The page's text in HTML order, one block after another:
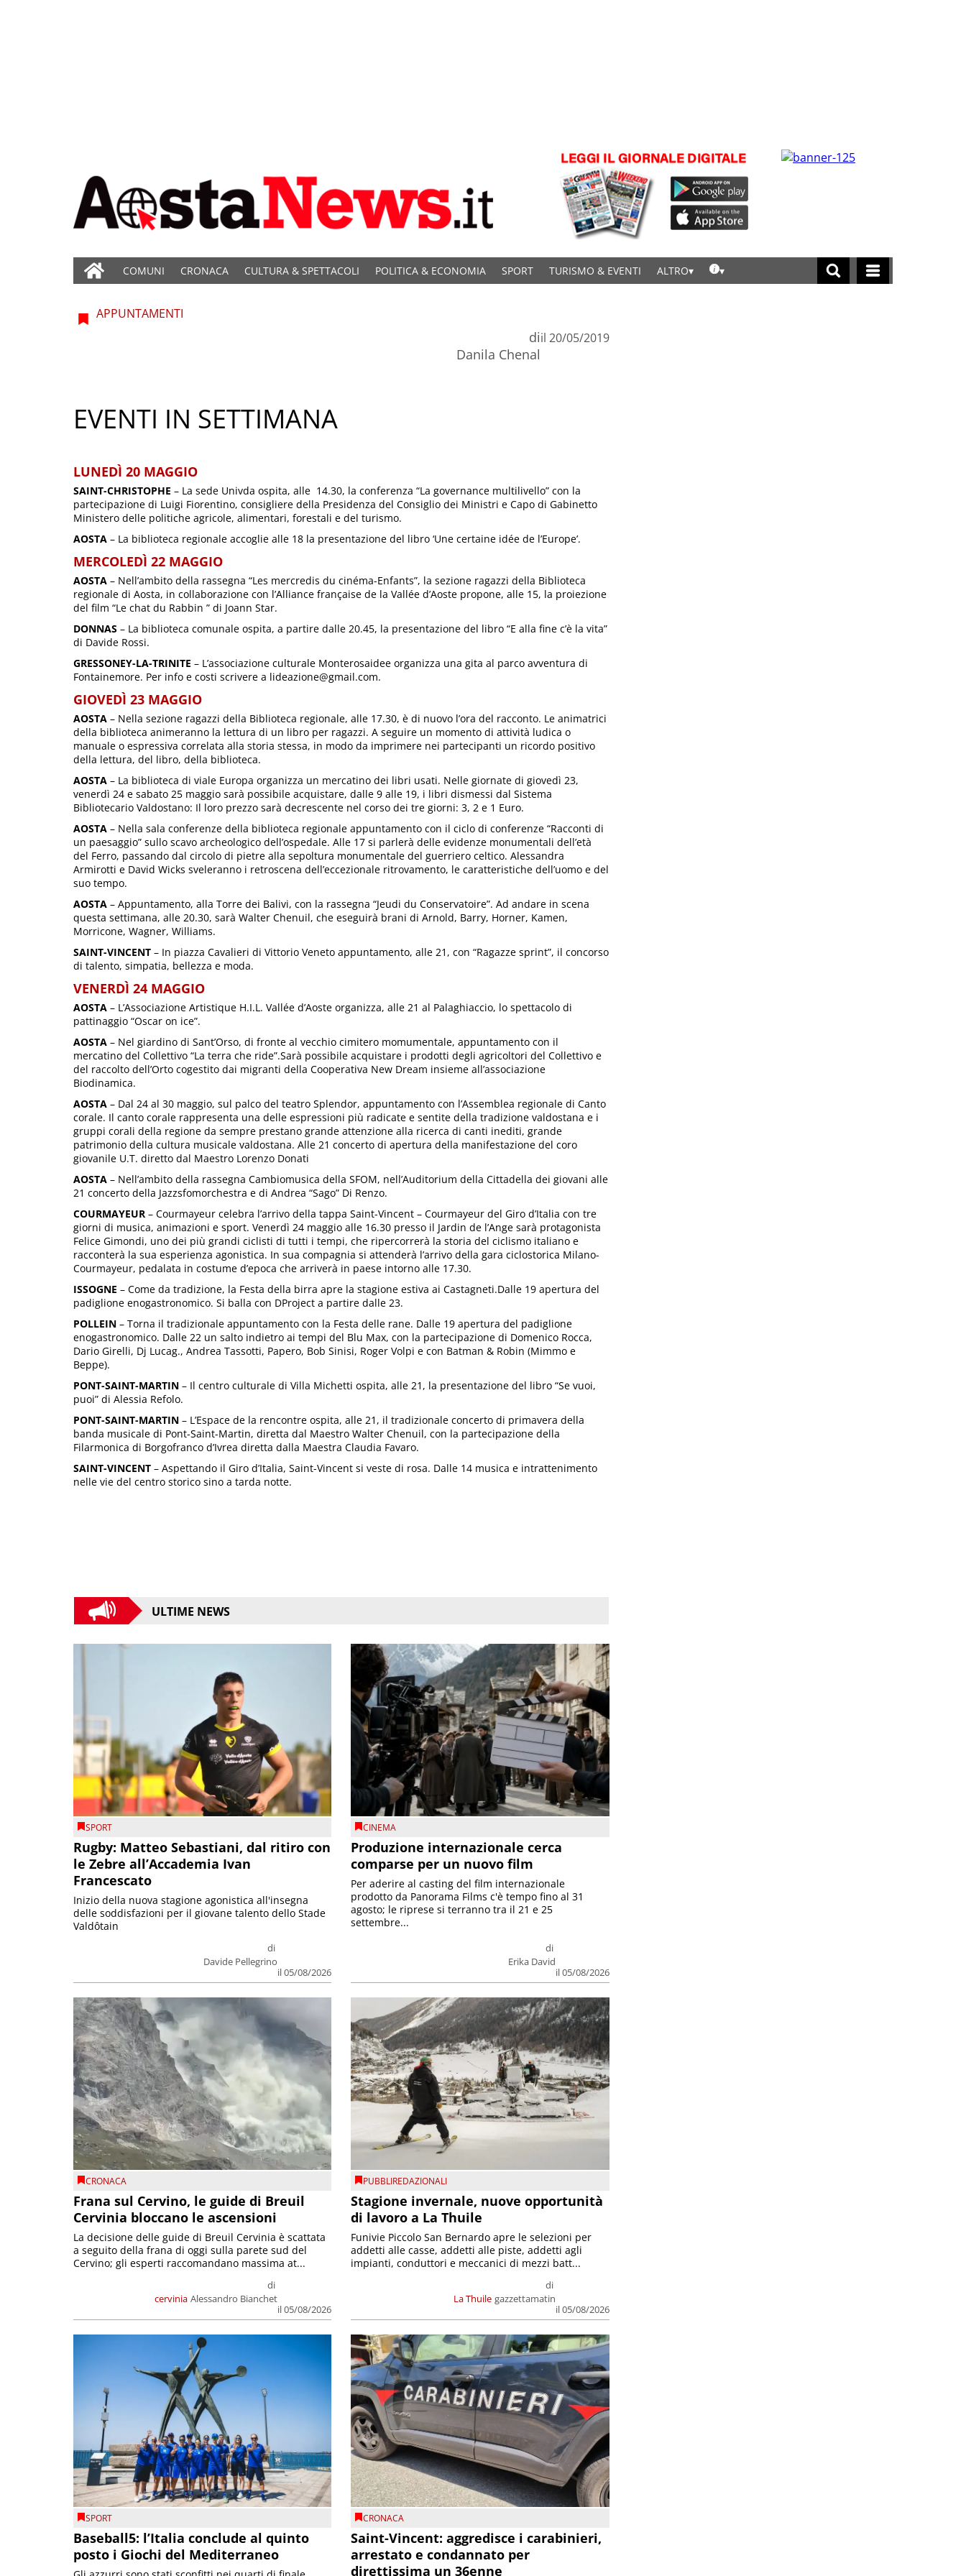
COMUNI CRONACA CULTURA & SPETTACOLI POLITICA & ECONOMIA SPORT TURISMO & EVENTI ALTRO
APPUNTAMENTI
di
Danila Chenal
il 20/05/2019
EVENTI IN SETTIMANA
LUNEDÌ 20 MAGGIO
SAINT-CHRISTOPHE – La sede Univda ospita, alle 14.30, la conferenza “La governance multilivello” con la
partecipazione di Luigi Fiorentino, consigliere della Presidenza del Consiglio dei Ministri e Capo di Gabinetto
Ministero delle politiche agricole, alimentari, forestali e del turismo.
AOSTA – La biblioteca regionale accoglie alle 18 la presentazione del libro ‘Une certaine idée de l’Europe’.
MERCOLEDÌ 22 MAGGIO
AOSTA – Nell’ambito della rassegna “Les mercredis du cinéma-Enfants”, la sezione ragazzi della Biblioteca
regionale di Aosta, in collaborazione con l’Alliance française de la Vallée d’Aoste propone, alle 15, la proiezione
del film “Le chat du Rabbin ” di Joann Star.
DONNAS – La biblioteca comunale ospita, a partire dalle 20.45, la presentazione del libro “E alla fine c’è la vita”
di Davide Rossi.
GRESSONEY-LA-TRINITE – L’associazione culturale Monterosaidee organizza una gita al parco avventura di
Fontainemore. Per info e costi scrivere a lideazione@gmail.com.
GIOVEDÌ 23 MAGGIO
AOSTA – Nella sezione ragazzi della Biblioteca regionale, alle 17.30, è di nuovo l’ora del racconto. Le animatrici
della biblioteca animeranno la lettura di un libro per ragazzi. A seguire un momento di attività ludica o
manuale o espressiva correlata alla storia stessa, in modo da imprimere nei partecipanti un ricordo positivo
della lettura, del libro, della biblioteca.
AOSTA – La biblioteca di viale Europa organizza un mercatino dei libri usati. Nelle giornate di giovedì 23,
venerdì 24 e sabato 25 maggio sarà possibile acquistare, dalle 9 alle 19, i libri dismessi dal Sistema
Bibliotecario Valdostano: Il loro prezzo sarà decrescente nel corso dei tre giorni: 3, 2 e 1 Euro.
AOSTA – Nella sala conferenze della biblioteca regionale appuntamento con il ciclo di conferenze “Racconti di
un paesaggio” sullo scavo archeologico dell’ospedale. Alle 17 si parlerà delle evidenze monumentali dell’età
del Ferro, passando dal circolo di pietre alla sepoltura monumentale del guerriero celtico. Alessandra
Armirotti e David Wicks sveleranno i retroscena dell’eccezionale ritrovamento, le caratteristiche dell’uomo e del
suo tempo.
AOSTA – Appuntamento, alla Torre dei Balivi, con la rassegna “Jeudi du Conservatoire”. Ad andare in scena
questa settimana, alle 20.30, sarà Walter Chenuil, che eseguirà brani di Arnold, Barry, Horner, Kamen,
Morricone, Wagner, Williams.
SAINT-VINCENT – In piazza Cavalieri di Vittorio Veneto appuntamento, alle 21, con “Ragazze sprint”, il concorso
di talento, simpatia, bellezza e moda.
VENERDÌ 24 MAGGIO
AOSTA – L’Associazione Artistique H.I.L. Vallée d’Aoste organizza, alle 21 al Palaghiaccio, lo spettacolo di
pattinaggio “Oscar on ice”.
AOSTA – Nel giardino di Sant’Orso, di fronte al vecchio cimitero momumentale, appuntamento con il
mercatino del Collettivo “La terra che ride”.Sarà possibile acquistare i prodotti degli agricoltori del Collettivo e
del raccolto dell’Orto cogestito dai migranti della Cooperativa New Dream insieme all’associazione
Biodinamica.
AOSTA – Dal 24 al 30 maggio, sul palco del teatro Splendor, appuntamento con l’Assemblea regionale di Canto
corale. Il canto corale rappresenta una delle espressioni più radicate e sentite della tradizione valdostana e i
gruppi corali della regione da sempre prestano grande attenzione alla ricerca di canti inediti, grande
patrimonio della cultura musicale valdostana. Alle 21 concerto di apertura della manifestazione del coro
giovanile U.T. diretto dal Maestro Lorenzo Donati
AOSTA – Nell’ambito della rassegna Cambiomusica della SFOM, nell’Auditorium della Cittadella dei giovani alle
21 concerto della Jazzsfomorchestra e di Andrea “Sago” Di Renzo.
COURMAYEUR – Courmayeur celebra l’arrivo della tappa Saint-Vincent – Courmayeur del Giro d’Italia con tre
giorni di musica, animazioni e sport. Venerdì 24 maggio alle 16.30 presso il Jardin de l’Ange sarà protagonista
Felice Gimondi, uno dei più grandi ciclisti di tutti i tempi, che ripercorrerà la storia del ciclismo italiano e
racconterà la sua esperienza agonistica. In sua compagnia si attenderà l’arrivo della gara ciclostorica Milano-
Courmayeur, pedalata in costume d’epoca che arriverà in paese intorno alle 17.30.
ISSOGNE – Come da tradizione, la Festa della birra apre la stagione estiva ai Castagneti.Dalle 19 apertura del
padiglione enogastronomico. Si balla con DProject a partire dalle 23.
POLLEIN – Torna il tradizionale appuntamento con la Festa delle rane. Dalle 19 apertura del padiglione
enogastronomico. Dalle 22 un salto indietro ai tempi del Blu Max, con la partecipazione di Domenico Rocca,
Dario Girelli, Dj Lucag., Andrea Tassotti, Papero, Bob Sinisi, Roger Volpi e con Batman & Robin (Mimmo e
Beppe).
PONT-SAINT-MARTIN – Il centro culturale di Villa Michetti ospita, alle 21, la presentazione del libro “Se vuoi,
puoi” di Alessia Refolo.
PONT-SAINT-MARTIN – L’Espace de la rencontre ospita, alle 21, il tradizionale concerto di primavera della
banda musicale di Pont-Saint-Martin, diretta dal Maestro Walter Chenuil, con la partecipazione della
Filarmonica di Borgofranco d’Ivrea diretta dalla Maestra Claudia Favaro.
SAINT-VINCENT – Aspettando il Giro d’Italia, Saint-Vincent si veste di rosa. Dalle 14 musica e intrattenimento
nelle vie del centro storico sino a tarda notte.
ULTIME NEWS
SPORT
Rugby: Matteo Sebastiani, dal ritiro con
le Zebre all’Accademia Ivan
Francescato
di
Davide Pellegrino
il 05/08/2026
Inizio della nuova stagione agonistica all'insegna
delle soddisfazioni per il giovane talento dello Stade
Valdôtain
CINEMA
Produzione internazionale cerca
comparse per un nuovo film
di
Erika David
il 05/08/2026
Per aderire al casting del film internazionale
prodotto da Panorama Films c'è tempo fino al 31
agosto; le riprese si terranno tra il 21 e 25
settembre...
CRONACA
Frana sul Cervino, le guide di Breuil
Cervinia bloccano le ascensioni
cervinia
di
Alessandro Bianchet
il 05/08/2026
La decisione delle guide di Breuil Cervinia è scattata
a seguito della frana di oggi sulla parete sud del
Cervino; gli esperti raccomandano massima at...
PUBBLIREDAZIONALI
Stagione invernale, nuove opportunità
di lavoro a La Thuile
La Thuile
di
gazzettamatin
il 05/08/2026
Funivie Piccolo San Bernardo apre le selezioni per
addetti alle casse, addetti alle piste, addetti agli
impianti, conduttori e meccanici di mezzi batt...
SPORT
Baseball5: l’Italia conclude al quinto
posto i Giochi del Mediterraneo
CRONACA
Saint-Vincent: aggredisce i carabinieri,
arrestato e condannato per
direttissima un 36enne